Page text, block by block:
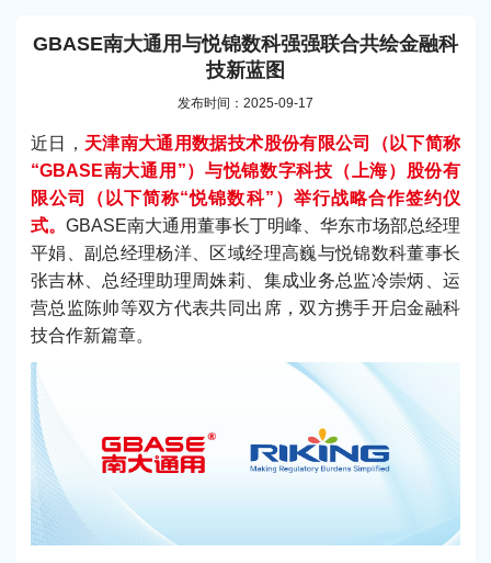
GBASE南大通用与悦锦数科强强联合共绘金融科
技新蓝图
发布时间：2025-09-17
近日， 天津南大通用数据技术股份有限公司（以下简称
“GBASE南大通用”）与悦锦数字科技（上海）股份有
限公司（以下简称“悦锦数科”）举行战略合作签约仪
式。 GBASE南大通用董事长丁明峰、华东市场部总经理
平娟、副总经理杨洋、区域经理高巍与悦锦数科董事长
张吉林、总经理助理周姝莉、集成业务总监冷崇炳、运
营总监陈帅等双方代表共同出席，双方携手开启金融科
技合作新篇章。